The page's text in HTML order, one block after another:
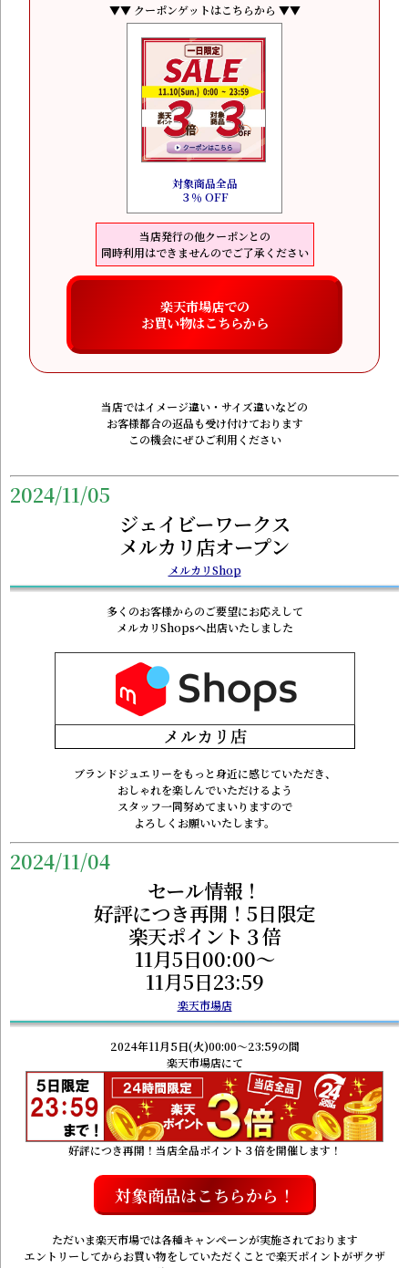
▼▼ クーポンゲットはこちらから ▼▼
対象商品全品
３％ OFF
当店発行の他クーポンとの
同時利用はできませんのでご了承ください
楽天市場店での
お買い物はこちらから
当店ではイメージ違い・サイズ違いなどの
お客様都合の返品も受け付けております
この機会にぜひご利用ください
2024/11/05
ジェイビーワークス
メルカリ店オープン
メルカリShop
多くのお客様からのご要望にお応えして
メルカリShopsへ出店いたしました
ブランドジュエリーをもっと身近に感じていただき、
おしゃれを楽しんでいただけるよう
スタッフ一同努めてまいりますので
よろしくお願いいたします。
2024/11/04
セール情報！
好評につき再開！5日限定
楽天ポイント３倍
11月5日00:00～
11月5日23:59
楽天市場店
2024年11月5日(火)00:00～23:59の間
楽天市場店にて
好評につき再開！当店全品ポイント３倍を開催します！
対象商品はこちらから！
ただいま楽天市場では各種キャンペーンが実施されております
エントリーしてからお買い物をしていただくことで楽天ポイントがザクザ